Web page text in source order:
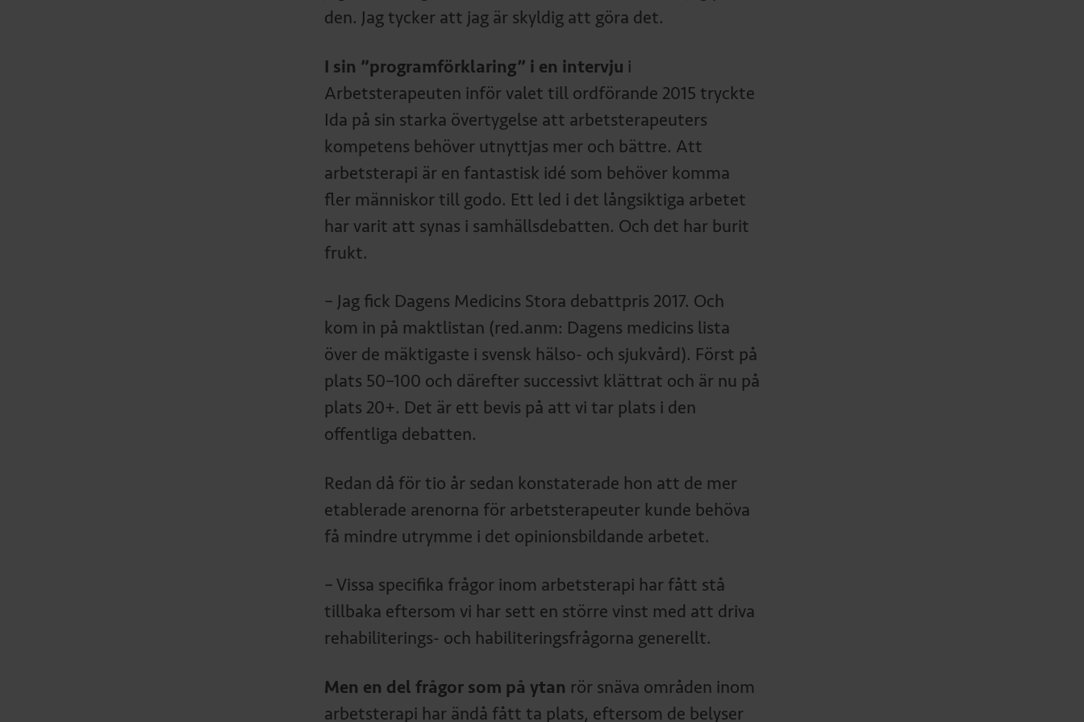
den. Jag tycker att jag är skyldig att göra det.
I sin ”programförklaring” i en intervju i
Arbetsterapeuten inför valet till ordförande 2015 tryckte
Ida på sin starka övertygelse att arbetsterapeuters
kompetens behöver utnyttjas mer och bättre. Att
arbetsterapi är en fantastisk idé som behöver komma
fler människor till godo. Ett led i det långsiktiga arbetet
har varit att synas i samhällsdebatten. Och det har burit
frukt.
– Jag fick Dagens Medicins Stora debattpris 2017. Och
kom in på maktlistan (red.anm: Dagens medicins lista
över de mäktigaste i svensk hälso- och sjukvård). Först på
plats 50–100 och därefter successivt klättrat och är nu på
plats 20+. Det är ett bevis på att vi tar plats i den
offentliga debatten.
Redan då för tio år sedan konstaterade hon att de mer
etablerade arenorna för arbetsterapeuter kunde behöva
få mindre utrymme i det opinionsbildande arbetet.
– Vissa specifika frågor inom arbetsterapi har fått stå
tillbaka eftersom vi har sett en större vinst med att driva
rehabiliterings- och habiliteringsfrågorna generellt.
Men en del frågor som på ytan rör snäva områden inom
arbetsterapi har ändå fått ta plats, eftersom de belyser